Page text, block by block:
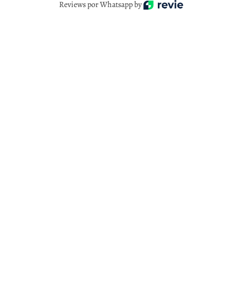
Reviews por Whatsapp by